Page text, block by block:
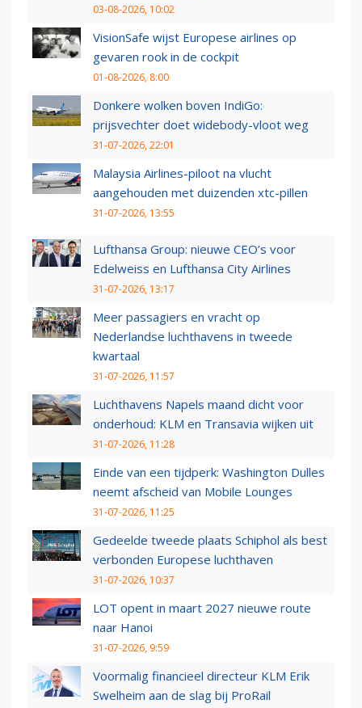
03-08-2026, 10:02
VisionSafe wijst Europese airlines op
gevaren rook in de cockpit
01-08-2026, 8:00
Donkere wolken boven IndiGo:
prijsvechter doet widebody-vloot weg
31-07-2026, 22:01
Malaysia Airlines-piloot na vlucht
aangehouden met duizenden xtc-pillen
31-07-2026, 13:55
Lufthansa Group: nieuwe CEO’s voor
Edelweiss en Lufthansa City Airlines
31-07-2026, 13:17
Meer passagiers en vracht op
Nederlandse luchthavens in tweede
kwartaal
31-07-2026, 11:57
Luchthavens Napels maand dicht voor
onderhoud: KLM en Transavia wijken uit
31-07-2026, 11:28
Einde van een tijdperk: Washington Dulles
neemt afscheid van Mobile Lounges
31-07-2026, 11:25
Gedeelde tweede plaats Schiphol als best
verbonden Europese luchthaven
31-07-2026, 10:37
LOT opent in maart 2027 nieuwe route
naar Hanoi
31-07-2026, 9:59
Voormalig financieel directeur KLM Erik
Swelheim aan de slag bij ProRail